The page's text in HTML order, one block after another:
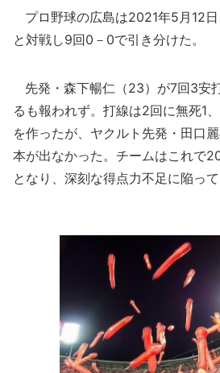
プロ野球の広島は2021年5月12日
と対戦し9回0－0で引き分けた。
先発・森下暢仁（23）が7回3安
るも報われず。打線は2回に無死1
を作ったが、ヤクルト先発・田口
本が出なかった。チームはこれで
となり、深刻な得点力不足に陥って